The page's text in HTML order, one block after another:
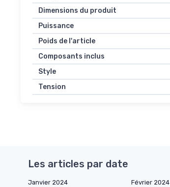
Dimensions du produit
Puissance
Poids de l'article
Composants inclus
Style
Tension
Les articles par date
Janvier 2024 Février 2024